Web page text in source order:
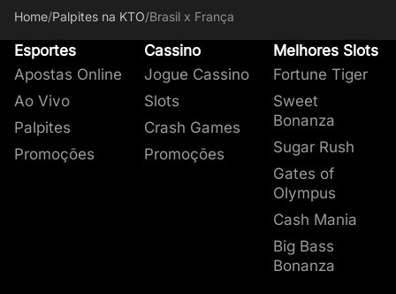
Home/Palpites na KTO/Brasil x França
Esportes
Apostas Online
Ao Vivo
Palpites
Promoções
Cassino
Jogue Cassino
Slots
Crash Games
Promoções
Melhores Slots
Fortune Tiger
Sweet
Bonanza
Sugar Rush
Gates of
Olympus
Cash Mania
Big Bass
Bonanza